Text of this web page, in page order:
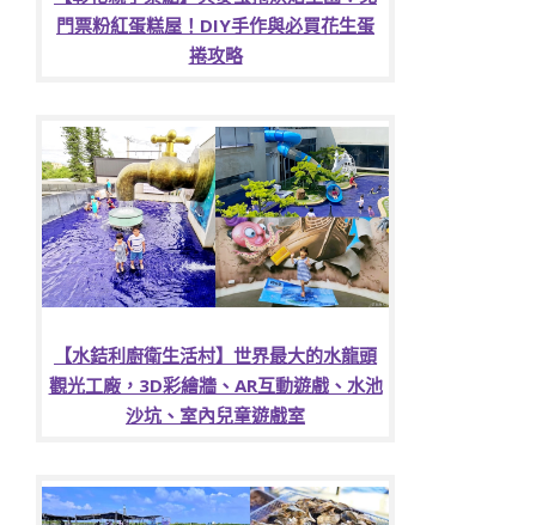
門票粉紅蛋糕屋！DIY手作與必買花生蛋
捲攻略
【水銡利廚衛生活村】世界最大的水龍頭
觀光工廠，3D彩繪牆、AR互動遊戲、水池
沙坑、室內兒童遊戲室